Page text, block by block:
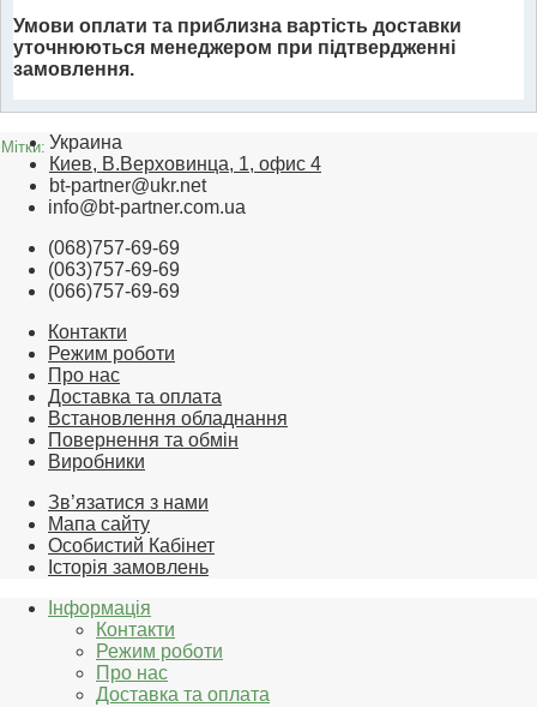
Умови оплати та приблизна вартість доставки
уточнюються менеджером при підтвердженні
замовлення.
Мітки: Украина
Киев, В.Верховинца, 1, офис 4
bt-partner@ukr.net
info@bt-partner.com.ua
(068)757-69-69
(063)757-69-69
(066)757-69-69
Контакти
Режим роботи
Про нас
Доставка та оплата
Встановлення обладнання
Повернення та обмін
Виробники
Зв’язатися з нами
Мапа сайту
Особистий Кабінет
Історія замовлень
Інформація
Контакти
Режим роботи
Про нас
Доставка та оплата